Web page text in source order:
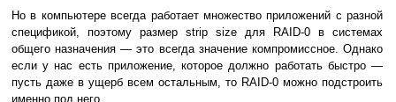
Но в компьютере всегда работает множество приложений с разной
спецификой, поэтому размер strip size для RAID-0 в системах
общего назначения — это всегда значение компромиссное. Однако
если у нас есть приложение, которое должно работать быстро —
пусть даже в ущерб всем остальным, то RAID-0 можно подстроить
именно под него.